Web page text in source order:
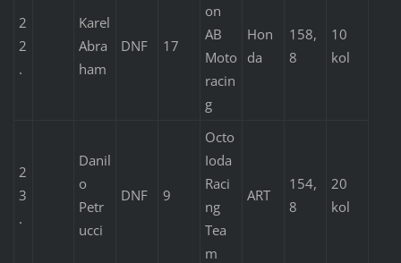
2
2
.
Karel
Abra
ham
DNF 17
on
AB
Moto
racin
g
Hon
da
158,
8
10
kol
2
3
.
Danil
o
Petr
ucci
DNF 9
Octo
Ioda
Raci
ng
Tea
m
ART
154,
8
20
kol